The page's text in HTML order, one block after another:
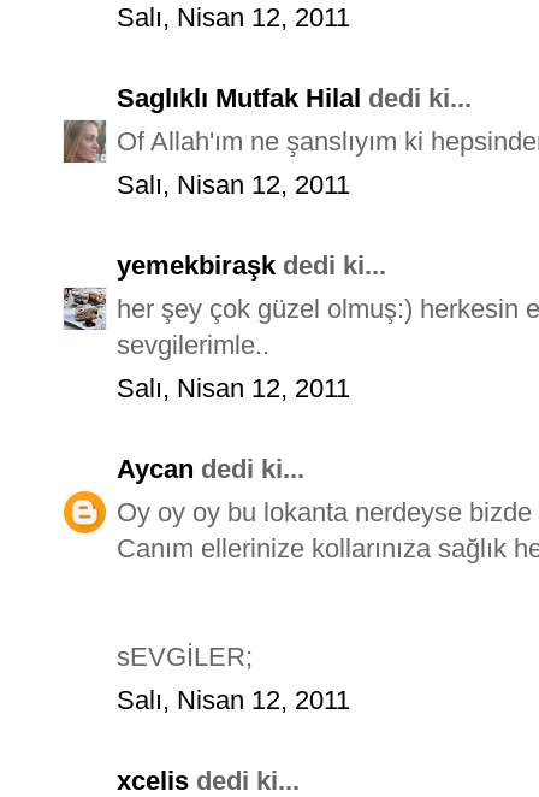
Salı, Nisan 12, 2011
Saglıklı Mutfak Hilal dedi ki...
Of Allah'ım ne şanslıyım ki
Salı, Nisan 12, 2011
yemekbiraşk dedi ki...
her şey çok güzel olmuş:) herkesin
sevgilerimle..
Salı, Nisan 12, 2011
Aycan dedi ki...
Oy oy oy bu lokanta nerdeyse
Canım ellerinize kollarınıza sağlık
sEVGİLER;
Salı, Nisan 12, 2011
xcelis dedi ki...